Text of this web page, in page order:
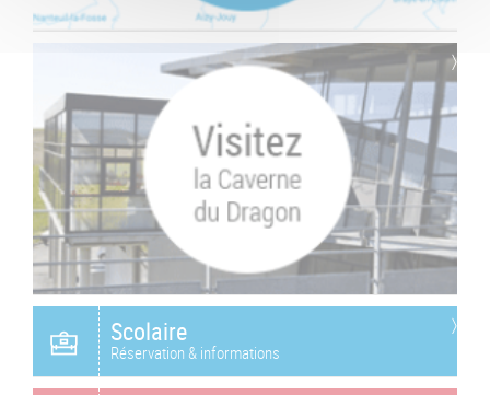
Scolaire
Réservation & informations